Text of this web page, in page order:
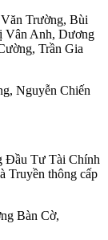
Trường, Bùi
Vân Anh, Dương
Trần Gia
Nguyễn Chiến
Đầu Tư Tài Chính
Truyền thông cấp
Bàn Cờ,